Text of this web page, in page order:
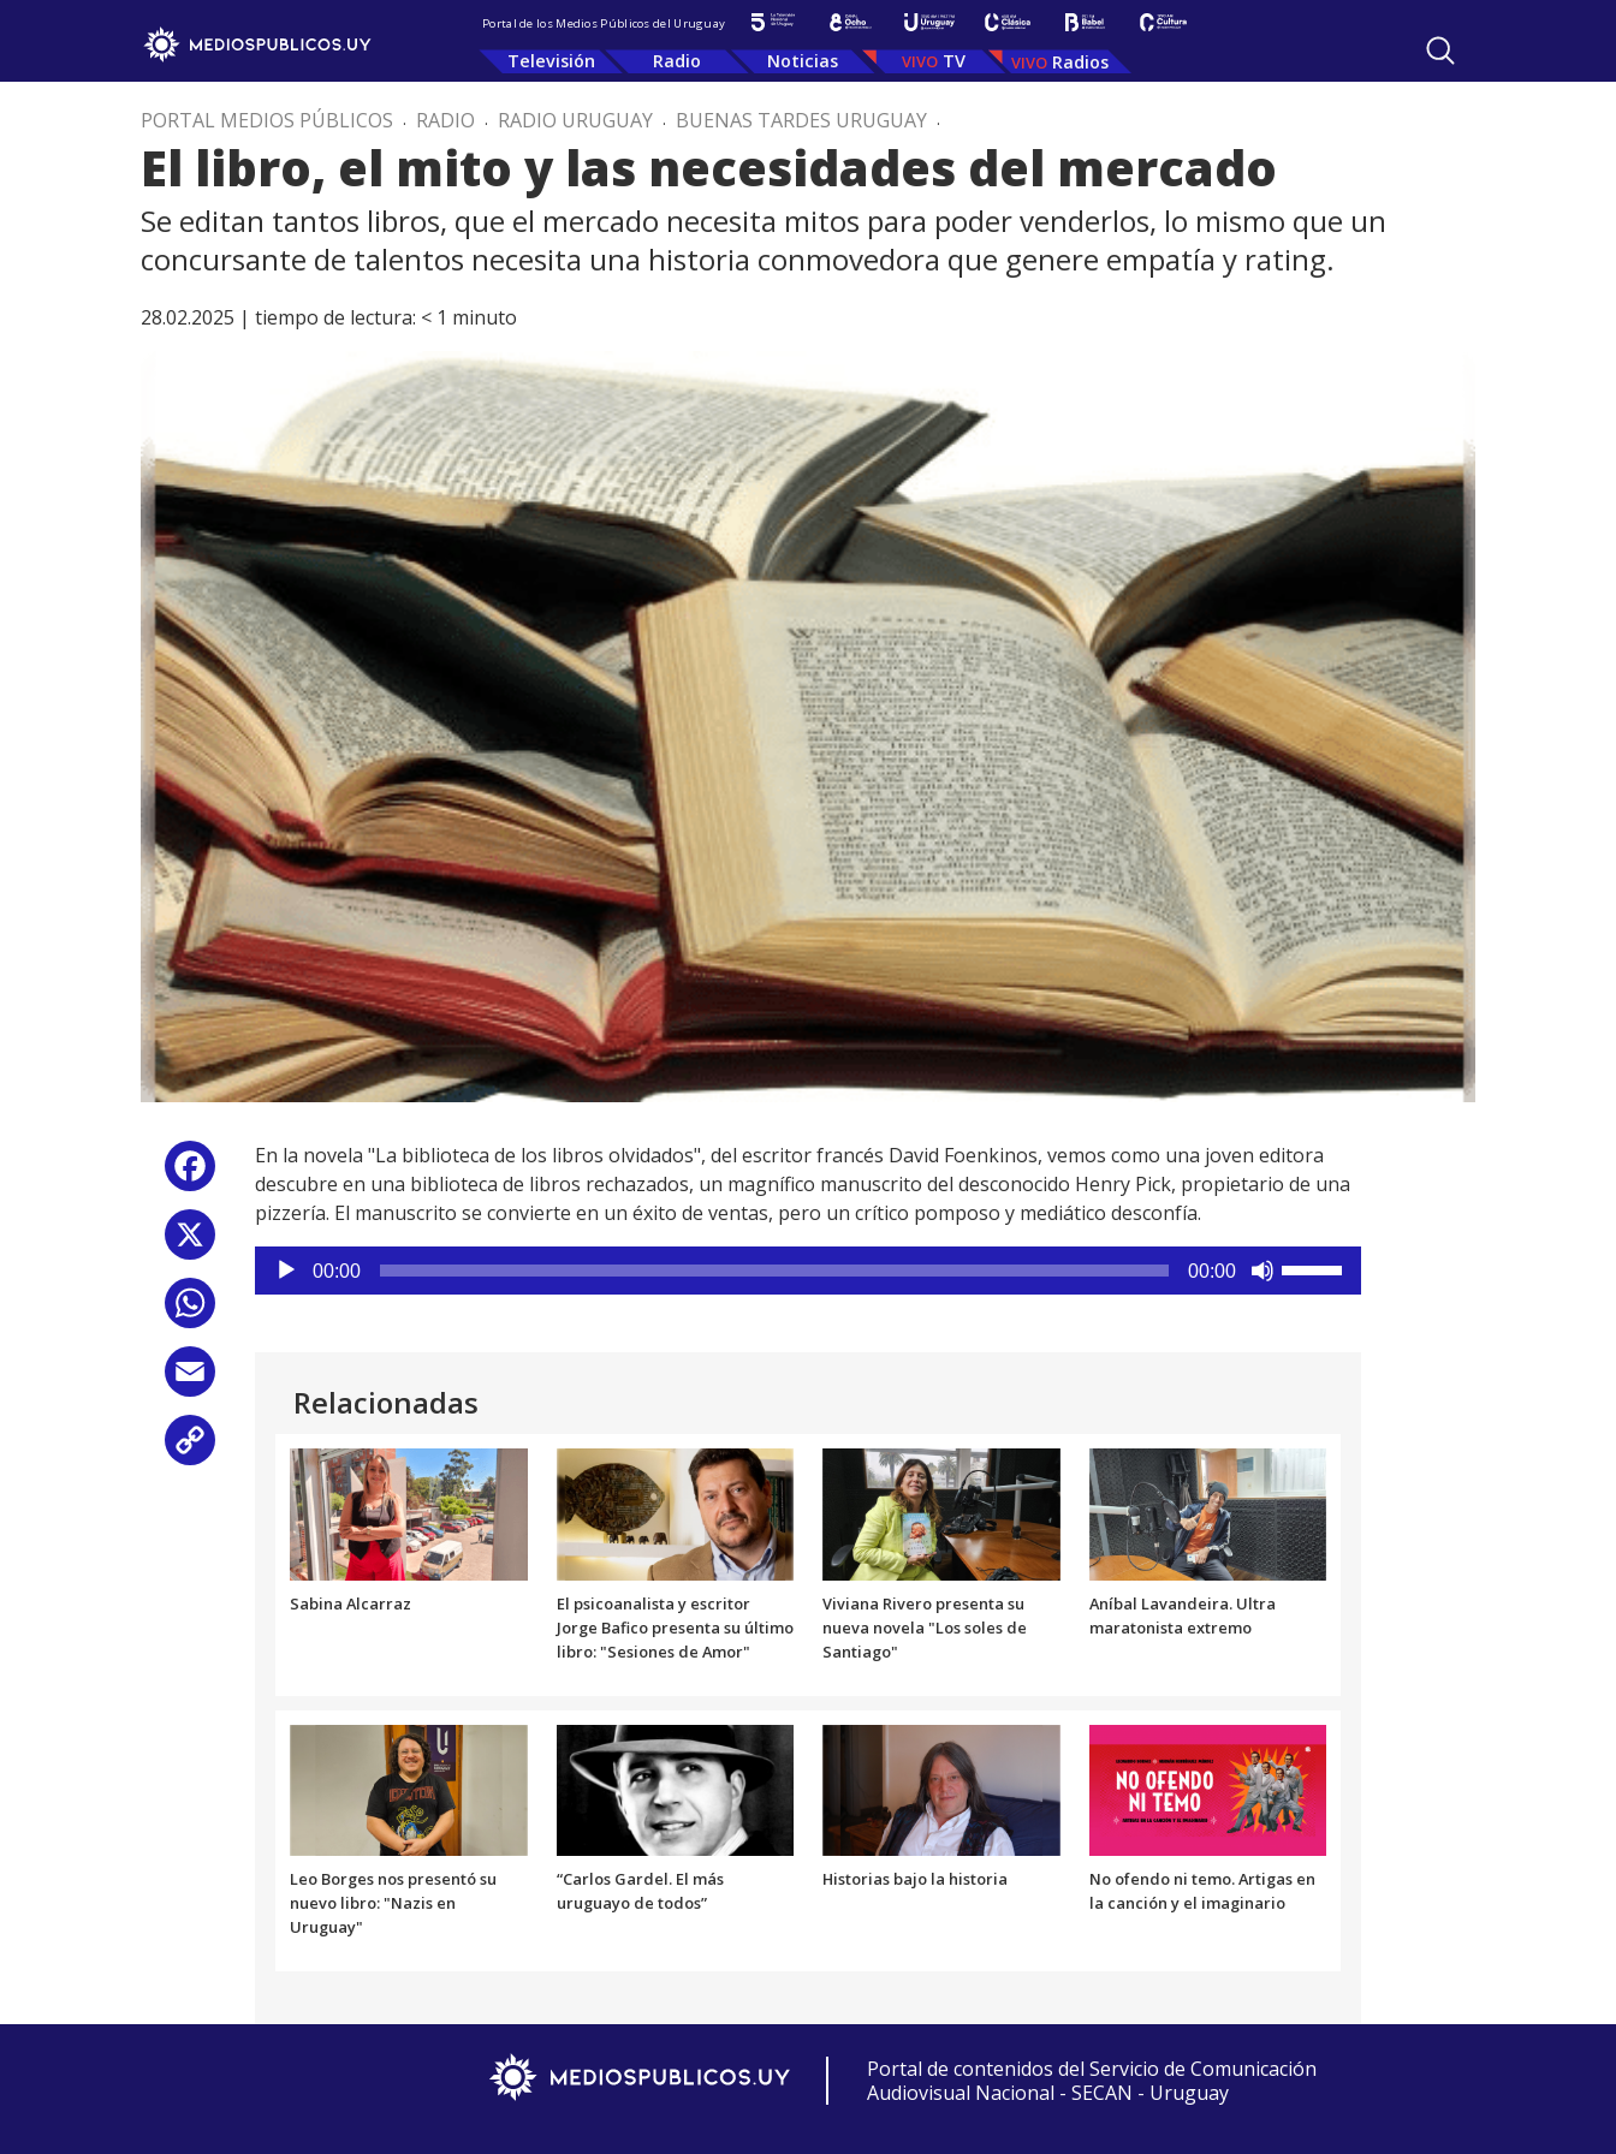
Portal de los Medios Públicos del Uruguay
Televisión Radio Noticias TV Radios
PORTAL MEDIOS PÚBLICOS . RADIO . RADIO URUGUAY . BUENAS TARDES URUGUAY .
El libro, el mito y las necesidades del mercado
Se editan tantos libros, que el mercado necesita mitos para poder venderlos, lo mismo que un
concursante de talentos necesita una historia conmovedora que genere empatía y rating.
28.02.2025 | tiempo de lectura: < 1 minuto
Facebook
En la novela "La biblioteca de los libros olvidados", del escritor francés David Foenkinos, vemos como una joven editora
descubre en una biblioteca de libros rechazados, un magnífico manuscrito del desconocido Henry Pick, propietario de una
pizzería. El manuscrito se convierte en un éxito de ventas, pero un crítico pomposo y mediático desconfía.
Reproductor
de
00:00 00:00
aumentar
o
disminuir
el
volumen.
Relacionadas
Sabina Alcarraz
El psicoanalista y escritor
Jorge Bafico presenta su último
libro: "Sesiones de Amor"
Viviana Rivero presenta su
nueva novela "Los soles de
Santiago"
Aníbal Lavandeira. Ultra
maratonista extremo
Leo Borges nos presentó su
nuevo libro: "Nazis en
Uruguay"
“Carlos Gardel. El más
uruguayo de todos”
Historias bajo la historia
No ofendo ni temo. Artigas en
la canción y el imaginario
Portal de contenidos del Servicio de Comunicación
Audiovisual Nacional - SECAN - Uruguay